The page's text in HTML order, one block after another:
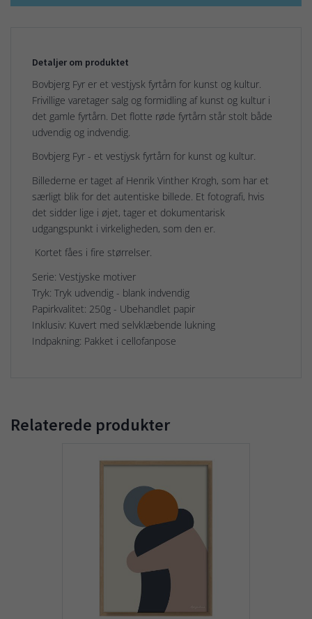
Detaljer om produktet
Bovbjerg Fyr er et vestjysk fyrtårn for kunst og kultur.
Frivillige varetager salg og formidling af kunst og kultur i
det gamle fyrtårn. Det flotte røde fyrtårn står stolt både
udvendig og indvendig.
Bovbjerg Fyr - et vestjysk fyrtårn for kunst og kultur.
Billederne er taget af Henrik Vinther Krogh, som har et
særligt blik for det autentiske billede. Et fotografi, hvis
det sidder lige i øjet, tager et dokumentarisk
udgangspunkt i virkeligheden, som den er.
Kortet fåes i fire størrelser.
Serie: Vestjyske motiver
Tryk: Tryk udvendig - blank indvendig
Papirkvalitet: 250g - Ubehandlet papir
Inklusiv: Kuvert med selvklæbende lukning
Indpakning: Pakket i cellofanpose
Relaterede produkter